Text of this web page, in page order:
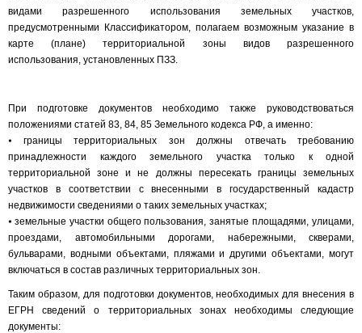
видами разрешенного использования земельных участков,
предусмотренными Классификатором, полагаем возможным указание в
карте (плане) территориальной зоны видов разрешенного
использования, установленных ПЗЗ.
При подготовке документов необходимо также руководствоваться
положениями статей 83, 84, 85 Земельного кодекса РФ, а именно:
⦁ границы территориальных зон должны отвечать требованию
принадлежности каждого земельного участка только к одной
территориальной зоне и не должны пересекать границы земельных
участков в соответствии с внесенными в государственный кадастр
недвижимости сведениями о таких земельных участках;
⦁ земельные участки общего пользования, занятые площадями, улицами,
проездами, автомобильными дорогами, набережными, скверами,
бульварами, водными объектами, пляжами и другими объектами, могут
включаться в состав различных территориальных зон.
Таким образом, для подготовки документов, необходимых для внесения в
ЕГРН сведений о территориальных зонах необходимы следующие
документы: